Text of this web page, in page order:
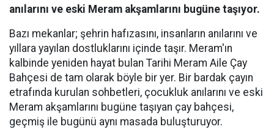
anılarını ve eski Meram akşamlarını bugüne taşıyor.
Bazı mekanlar; şehrin hafızasını, insanların anılarını ve
yıllara yayılan dostluklarını içinde taşır. Meram'ın
kalbinde yeniden hayat bulan Tarihi Meram Aile Çay
Bahçesi de tam olarak böyle bir yer. Bir bardak çayın
etrafında kurulan sohbetleri, çocukluk anılarını ve eski
Meram akşamlarını bugüne taşıyan çay bahçesi,
geçmiş ile bugünü aynı masada buluşturuyor.